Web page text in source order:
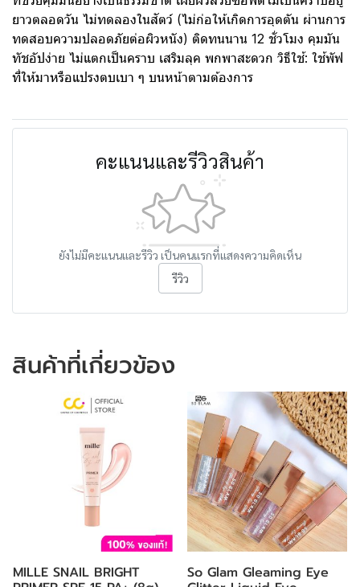
ยาวตลอดวัน ไม่ทดลองในสัตว์ (ไม่ก่อให้เกิดการอุดตัน ผ่านการ
ทดสอบความปลอดภัยต่อผิวหนัง) ติดทนนาน 12 ชั่วโมง คุมมัน
ทัชอัปง่าย ไม่แตกเป็นคราบ เสริมลุค พกพาสะดวก วิธีใช้: ใช้พัฟ
ที่ให้มาหรือแปรงตบเบา ๆ บนหน้าตามต้องการ
คะแนนและรีวิวสินค้า
ยังไม่มีคะแนนและรีวิว เป็นคนแรกที่แสดงความคิดเห็น
รีวิว
สินค้าที่เกี่ยวข้อง
MILLE SNAIL BRIGHT So Glam Gleaming Eye